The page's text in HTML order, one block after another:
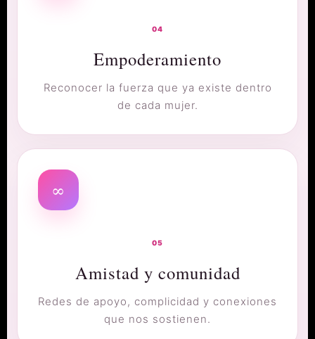
04
Empoderamiento
Reconocer la fuerza que ya existe dentro
de cada mujer.
∞
05
Amistad y comunidad
Redes de apoyo, complicidad y conexiones
que nos sostienen.